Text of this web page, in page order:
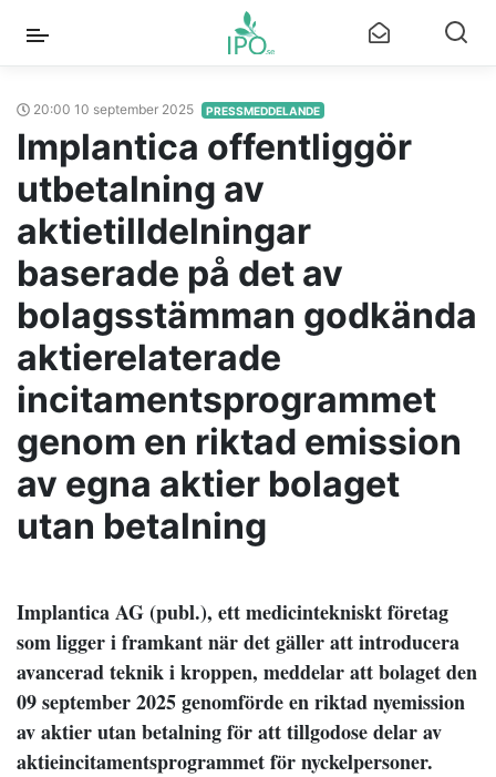
20:00 10 september 2025 PRESSMEDDELANDE
Implantica offentliggör
utbetalning av
aktietilldelningar
baserade på det av
bolagsstämman godkända
aktierelaterade
incitamentsprogrammet
genom en riktad emission
av egna aktier bolaget
utan betalning
Implantica AG (publ.), ett medicintekniskt företag
som ligger i framkant när det gäller att introducera
avancerad teknik i kroppen, meddelar att bolaget den
09 september 2025 genomförde en riktad nyemission
av aktier utan betalning för att tillgodose delar av
aktieincitamentsprogrammet för nyckelpersoner.